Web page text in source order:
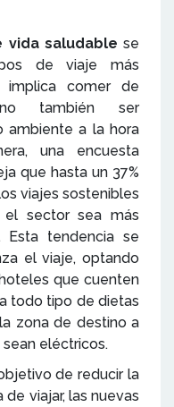
vida saludable se
de viaje más
comer de
también ser
ambiente a la hora
una encuesta
que hasta un 37%
viajes sostenibles
el sector sea más
Esta tendencia se
el viaje, optando
que cuenten
todo tipo de dietas
zona de destino a
eléctricos.
de reducir la
viajar, las nuevas